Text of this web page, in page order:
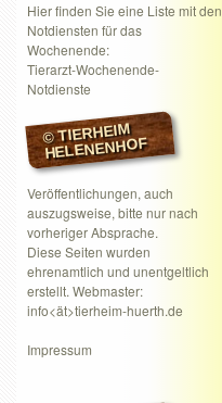
Hier finden Sie eine Liste mit den
Notdiensten für das
Wochenende:
Tierarzt-Wochenende-
Notdienste
© TIERHEIM
HELENENHOF
Veröffentlichungen, auch
auszugsweise, bitte nur nach
vorheriger Absprache.
Diese Seiten wurden
ehrenamtlich und unentgeltlich
erstellt. Webmaster:
info<ät>tierheim-huerth.de
Impressum